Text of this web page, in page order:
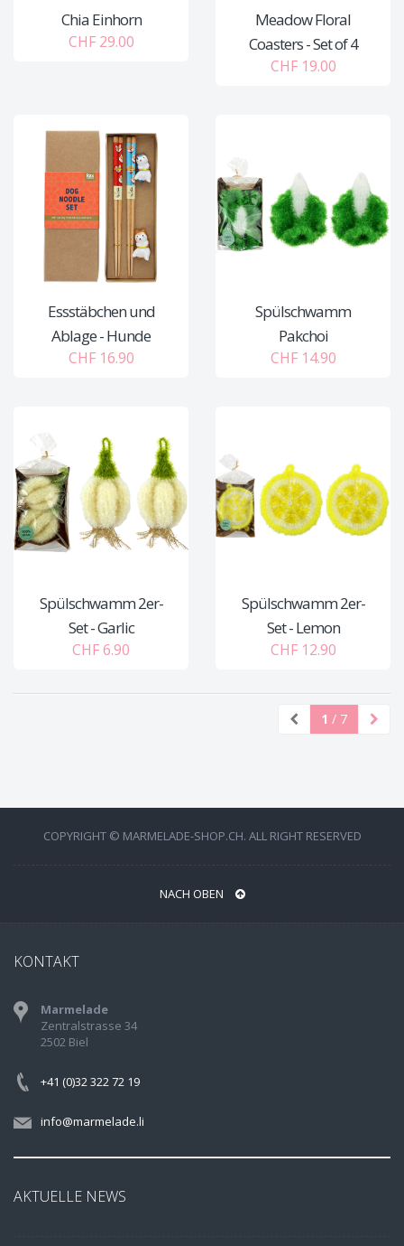
Chia Einhorn
CHF 29.00
Meadow Floral
Coasters - Set of 4
CHF 19.00
Essstäbchen und
Ablage - Hunde
CHF 16.90
Spülschwamm
Pakchoi
CHF 14.90
Spülschwamm 2er-
Set - Garlic
CHF 6.90
Spülschwamm 2er-
Set - Lemon
CHF 12.90
1 / 7
COPYRIGHT © MARMELADE-SHOP.CH. ALL RIGHT RESERVED
NACH OBEN
KONTAKT
Marmelade
Zentralstrasse 34
2502 Biel
+41 (0)32 322 72 19
info@marmelade.li
AKTUELLE NEWS